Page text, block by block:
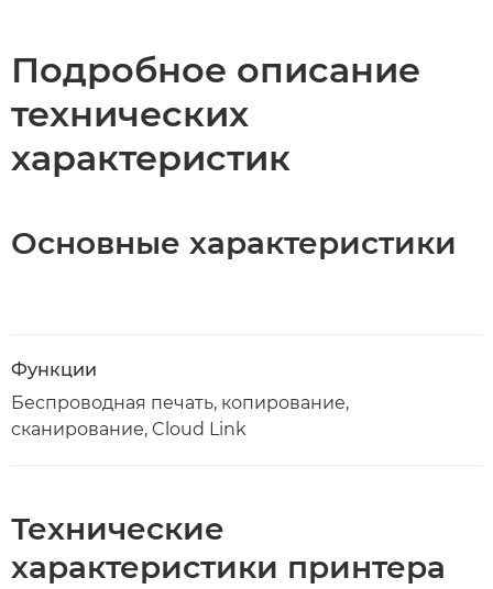
Подробное описание
технических
характеристик
Основные характеристики
Функции
Беспроводная печать, копирование,
сканирование, Cloud Link
Технические
характеристики принтера